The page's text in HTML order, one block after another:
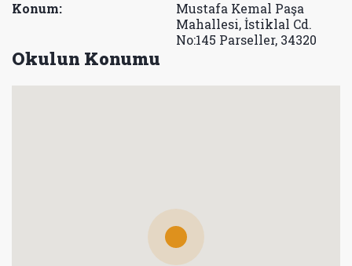
Konum:
Mustafa Kemal Paşa
Mahallesi, İstiklal Cd.
No:145 Parseller, 34320
Okulun Konumu